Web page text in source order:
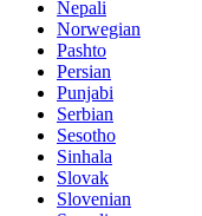
Nepali
Norwegian
Pashto
Persian
Punjabi
Serbian
Sesotho
Sinhala
Slovak
Slovenian